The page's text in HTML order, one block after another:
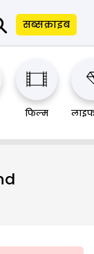
सब्सक्राइब
फिल्म